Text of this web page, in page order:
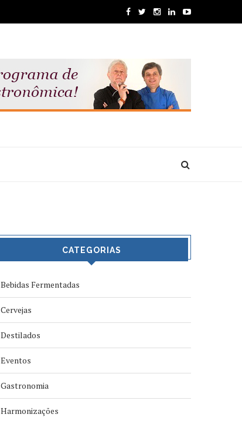
CATEGORIAS
Bebidas Fermentadas
Cervejas
Destilados
Eventos
Gastronomia
Harmonizações